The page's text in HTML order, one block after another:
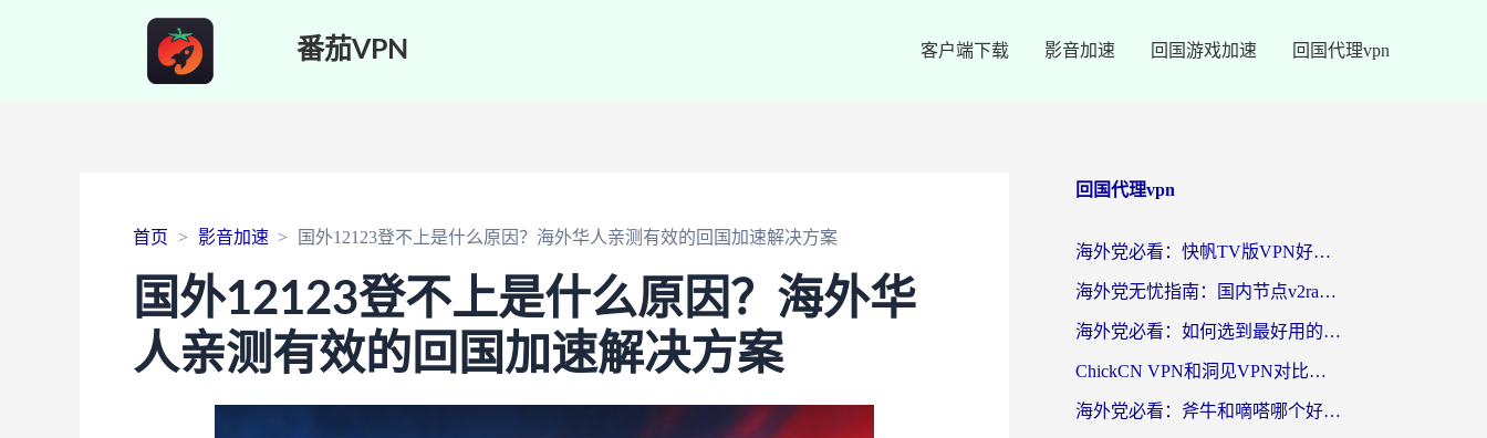
番茄VPN 客户端下载 影音加速 回国游戏加速 回国代理vpn
首页 影音加速 国外12123登不上是什么原因？海外华人亲测有效的回国加速解决方案
国外12123登不上是什么原因？海外华
人亲测有效的回国加速解决方案
回国代理vpn
海外党必看：快帆TV版VPN好用吗？和快游VPN对比哪个回国效果更好？附实用避坑指南
海外党无忧指南：国内节点v2ray怎么选？一键回国VPN+多场景实测帮你避坑
海外党必看：如何选到最好用的回国加速器？从节点到售后的全维度指南
ChickCN VPN和洞见VPN对比哪个回国效果更好？海外党亲测3款加速器+避坑指南
海外党必看：斧牛和嘀嗒哪个好？3个维度教你选对回国加速器